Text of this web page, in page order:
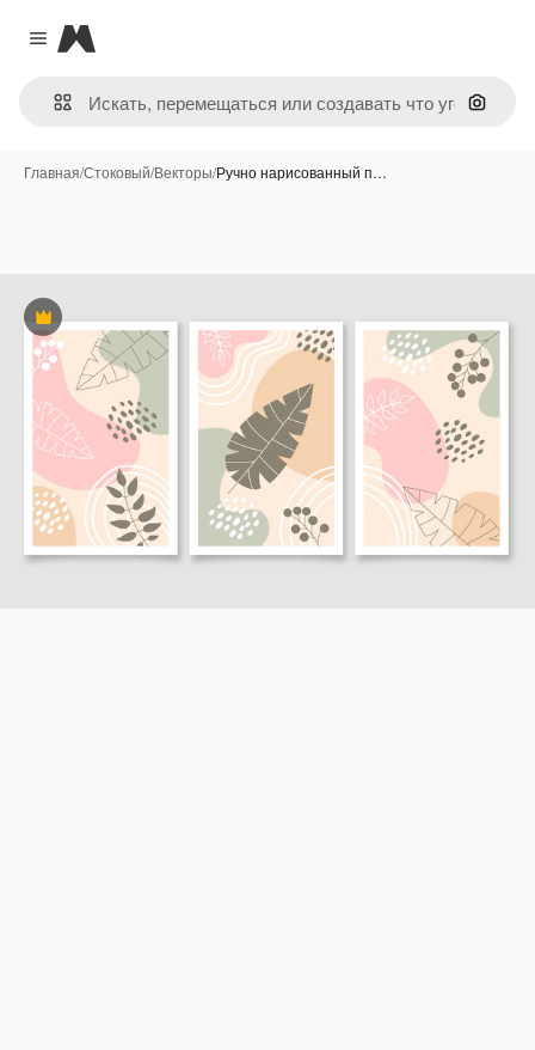
Close menu
Magnific
Поиск
Главная/Стоковый/Векторы/Ручно нарисованный п…
Премиум